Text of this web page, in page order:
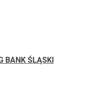
BANK ŚLĄSKI